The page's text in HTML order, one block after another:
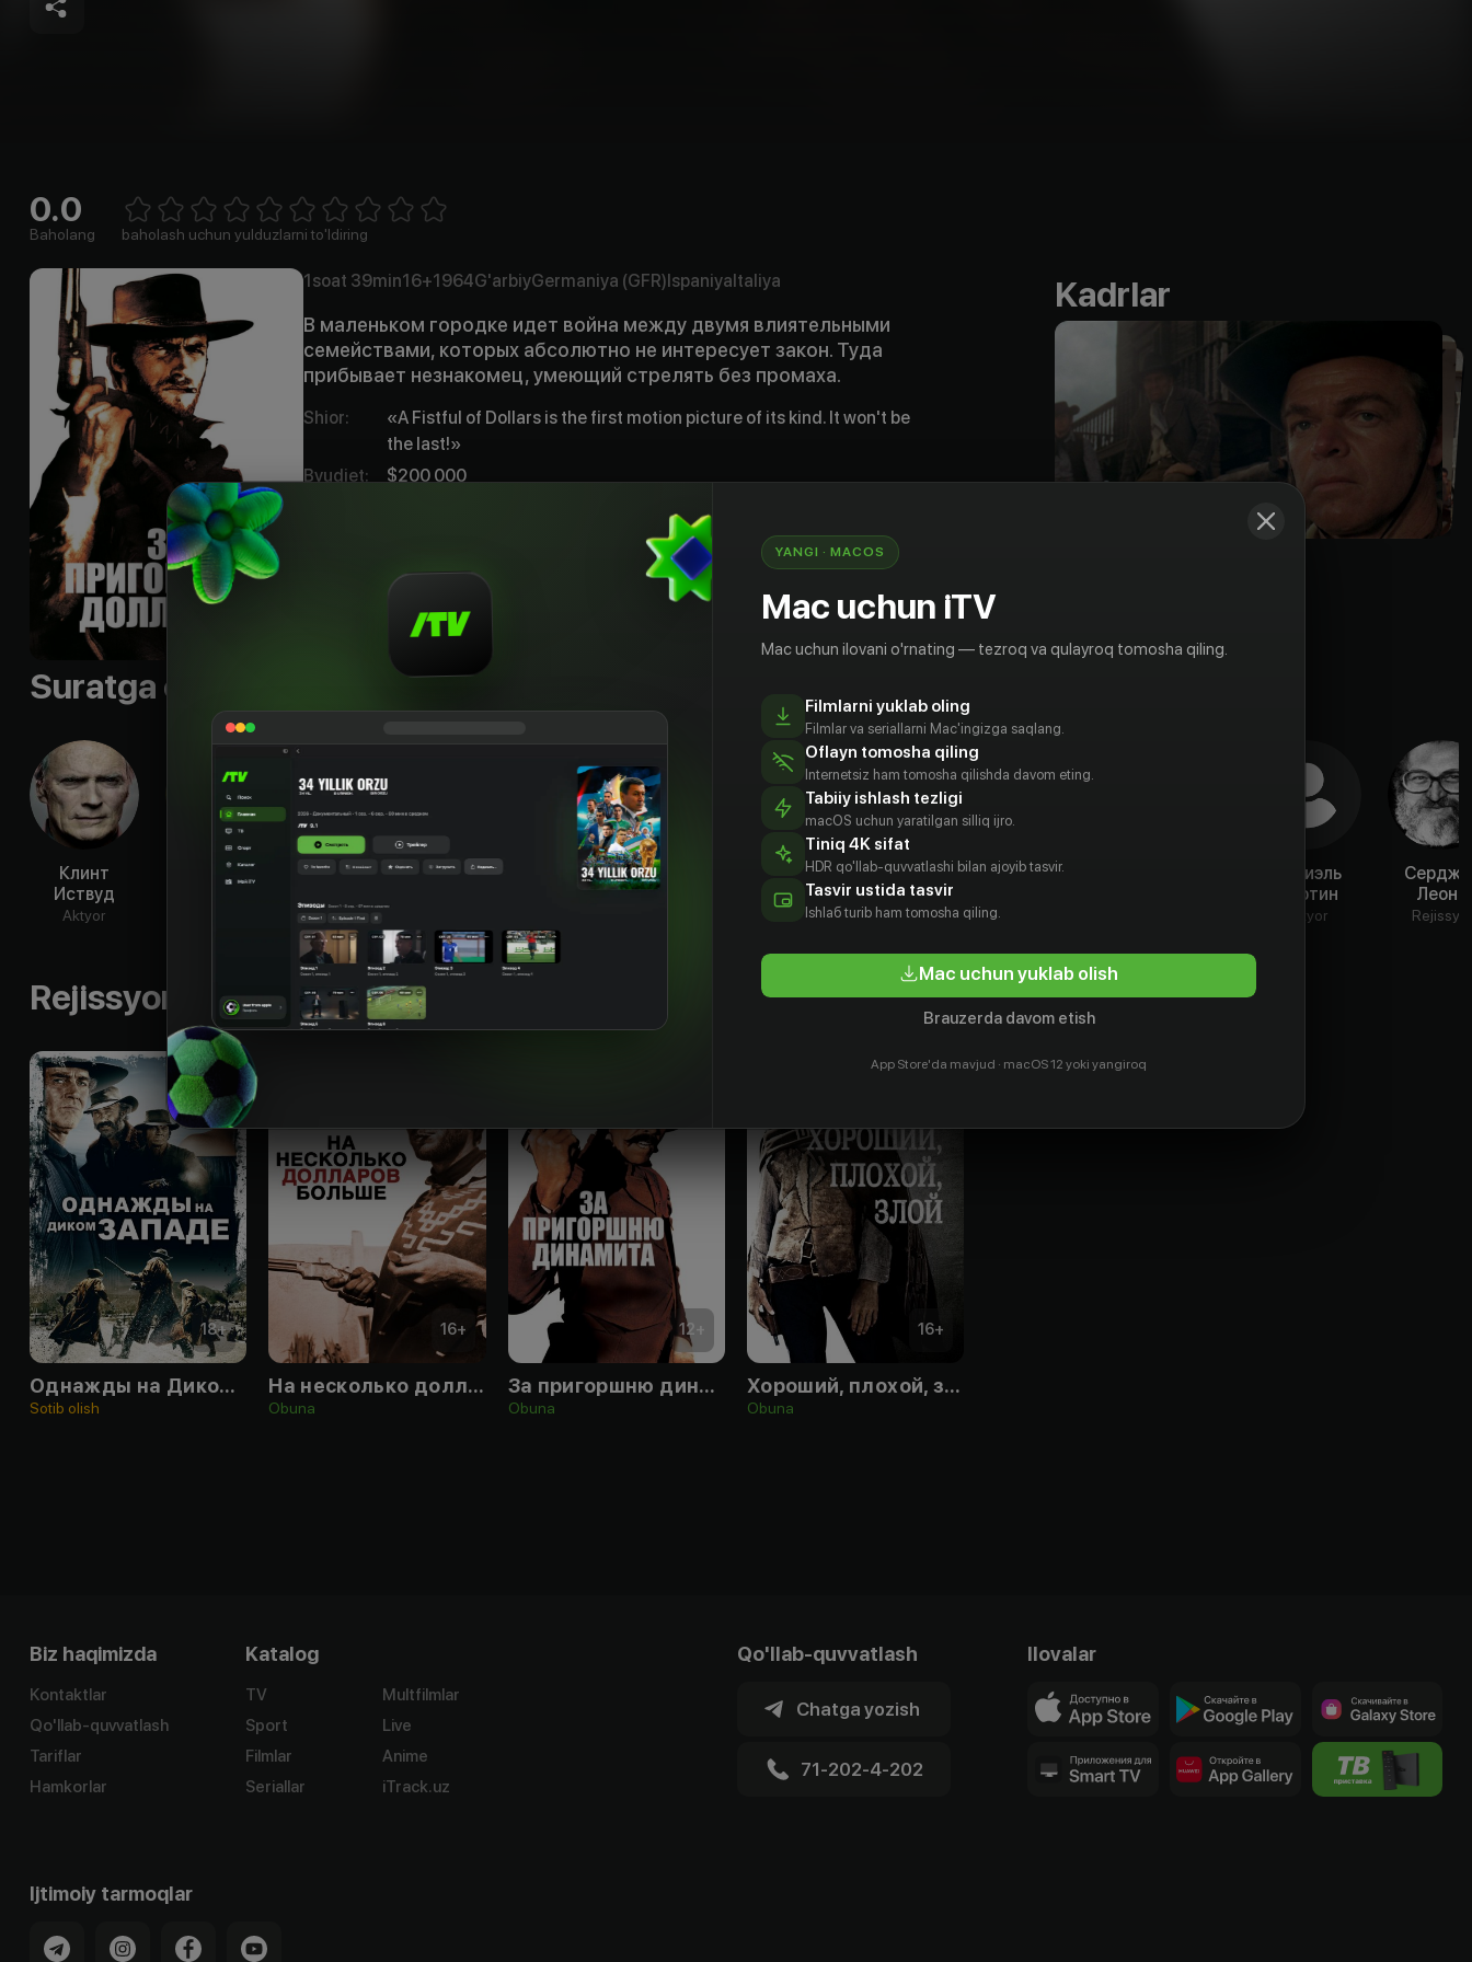
0.0
Baholang 1 Star2 Stars3 Stars4 Stars5 Stars6 Stars7 Stars8 Stars
baholash uchun yulduzlarni to'ldiring
1soat 39min16+1964G'arbiyGermaniya (GFR)IspaniyaItaliya
В маленьком городке идет война между двумя влиятельными
семействами, которых абсолютно не интересует закон. Туда
прибывает незнакомец, умеющий стрелять без промаха.
Shior:
«A Fistful of Dollars is the first motion picture of its kind. It won't be
the last!»
Byudjet:
$200 000
Kadrlar
Suratga olish guruhi
Клинт
Иствуд
Aktyor
Джан Мария
Йозеф Эггер
Маргарита
Зигхардт
Рупп
Кох
Вольфганг
Лукши
Aktyor
Антонио
Даниэль
Мартин
Aktyor
Леоне
Rejissyor
Rejissyorning boshqa ishlari
18+
Однажды на Диком Западе
Sotib olish
16+
На несколько долларов больше
Obuna
12+
За пригоршню динамита
Obuna
16+
Хороший, плохой, злой
Obuna
Biz haqimizda
Kontaktlar
Qo'llab-quvvatlash
Tariflar
Hamkorlar
Katalog
TV
Sport
Filmlar
Seriallar
Multfilmlar
Live
Anime
iTrack.uz
Qo'llab-quvvatlash
Chatga yozish
71-202-4-202
Ilovalar
Ijtimoiy tarmoqlar
YANGI · MACOS
Mac uchun iTV
Mac uchun ilovani o'rnating — tezroq va qulayroq tomosha qiling.
Filmlarni yuklab oling
Filmlar va seriallarni Mac'ingizga saqlang.
Oflayn tomosha qiling
Internetsiz ham tomosha qilishda davom eting.
Tabiiy ishlash tezligi
macOS uchun yaratilgan silliq ijro.
Tiniq 4K sifat
HDR qo'llab-quvvatlashi bilan ajoyib tasvir.
Tasvir ustida tasvir
Ishlаб turib ham tomosha qiling.
Mac uchun yuklab olish
Brauzerda davom etish
App Store'da mavjud · macOS 12 yoki yangiroq